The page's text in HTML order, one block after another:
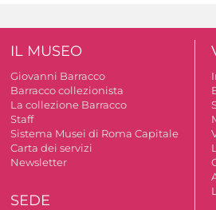
IL MUSEO
Giovanni Barracco
Barracco collezionista
La collezione Barracco
Staff
Sistema Musei di Roma Capitale
Carta dei servizi
Newsletter
SEDE